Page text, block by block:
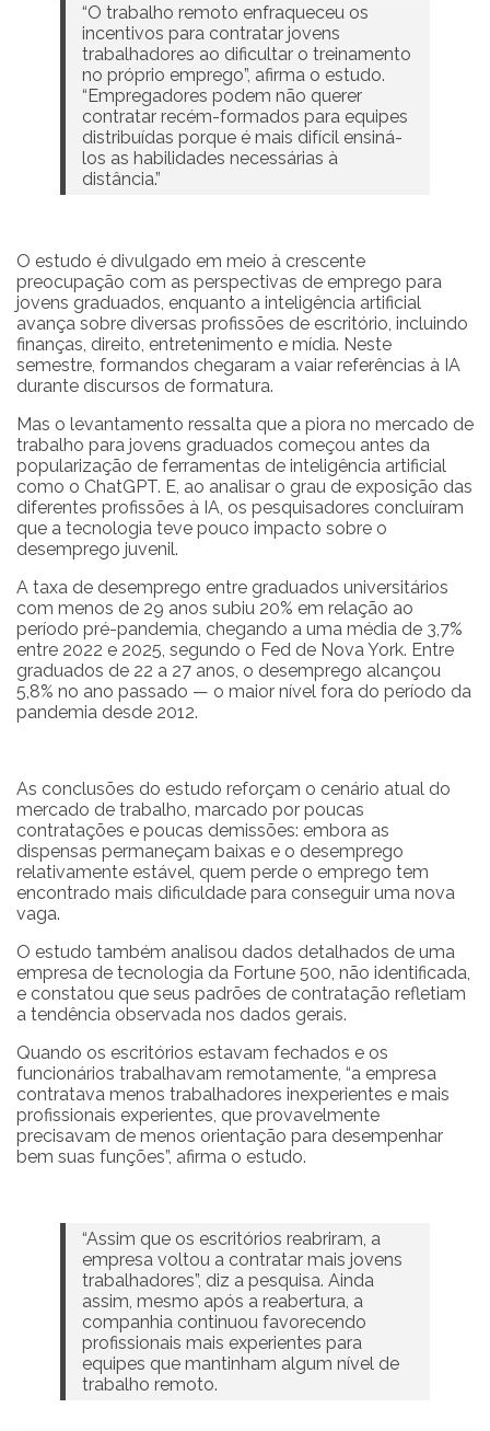
“O trabalho remoto enfraqueceu os
incentivos para contratar jovens
trabalhadores ao dificultar o treinamento
no próprio emprego”, afirma o estudo.
“Empregadores podem não querer
contratar recém-formados para equipes
distribuídas porque é mais difícil ensiná-
los as habilidades necessárias à
distância.”
O estudo é divulgado em meio à crescente
preocupação com as perspectivas de emprego para
jovens graduados, enquanto a inteligência artificial
avança sobre diversas profissões de escritório, incluindo
finanças, direito, entretenimento e mídia. Neste
semestre, formandos chegaram a vaiar referências à IA
durante discursos de formatura.
Mas o levantamento ressalta que a piora no mercado de
trabalho para jovens graduados começou antes da
popularização de ferramentas de inteligência artificial
como o ChatGPT. E, ao analisar o grau de exposição das
diferentes profissões à IA, os pesquisadores concluíram
que a tecnologia teve pouco impacto sobre o
desemprego juvenil.
A taxa de desemprego entre graduados universitários
com menos de 29 anos subiu 20% em relação ao
período pré-pandemia, chegando a uma média de 3,7%
entre 2022 e 2025, segundo o Fed de Nova York. Entre
graduados de 22 a 27 anos, o desemprego alcançou
5,8% no ano passado — o maior nível fora do período da
pandemia desde 2012.
As conclusões do estudo reforçam o cenário atual do
mercado de trabalho, marcado por poucas
contratações e poucas demissões: embora as
dispensas permaneçam baixas e o desemprego
relativamente estável, quem perde o emprego tem
encontrado mais dificuldade para conseguir uma nova
vaga.
O estudo também analisou dados detalhados de uma
empresa de tecnologia da Fortune 500, não identificada,
e constatou que seus padrões de contratação refletiam
a tendência observada nos dados gerais.
Quando os escritórios estavam fechados e os
funcionários trabalhavam remotamente, “a empresa
contratava menos trabalhadores inexperientes e mais
profissionais experientes, que provavelmente
precisavam de menos orientação para desempenhar
bem suas funções”, afirma o estudo.
“Assim que os escritórios reabriram, a
empresa voltou a contratar mais jovens
trabalhadores”, diz a pesquisa. Ainda
assim, mesmo após a reabertura, a
companhia continuou favorecendo
profissionais mais experientes para
equipes que mantinham algum nível de
trabalho remoto.